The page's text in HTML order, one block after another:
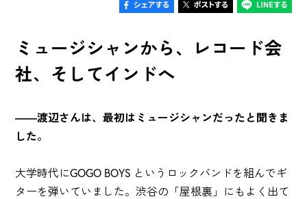
ミュージシャンから、レコード会
社、そしてインドへ
――渡辺さんは、最初はミュージシャンだったと聞きま
した。
大学時代にGOGO BOYS というロックバンドを組んでギ
ターを弾いていました。渋谷の「屋根裏」にもよく出て